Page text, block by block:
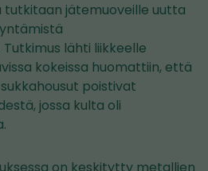
tutkitaan jätemuoveille uutta
lähti liikkeelle
kokeissa huomattiin, että
poistivat
jossa kulta oli